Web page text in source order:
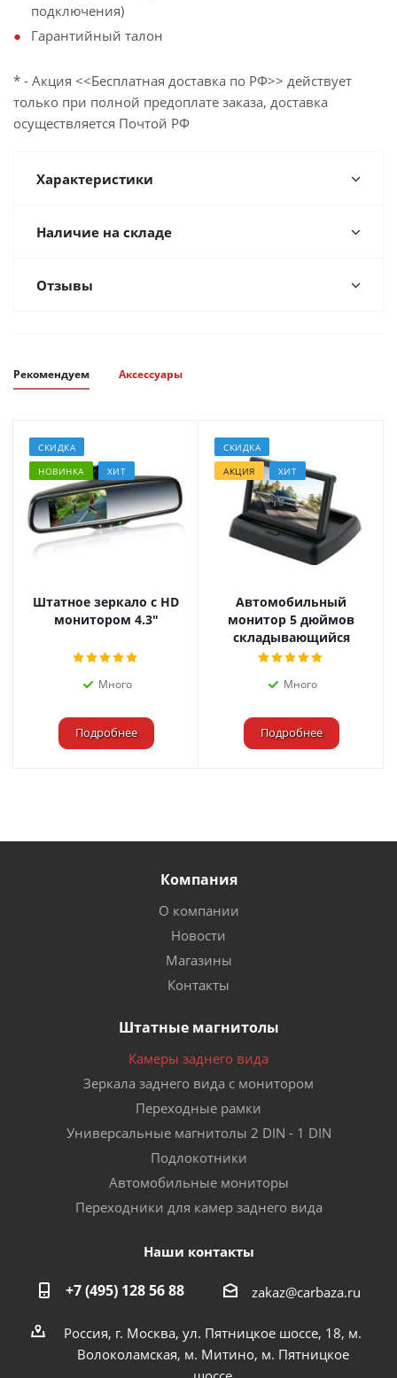
подключения)
Гарантийный талон
* - Акция <<Бесплатная доставка по РФ>> действует
только при полной предоплате заказа, доставка
осуществляется Почтой РФ
Характеристики
Наличие на складе
Отзывы
Рекомендуем Аксессуары
СКИДКА
НОВИНКА
ХИТ
Штатное зеркало с HD
монитором 4.3"
Много
Подробнее
СКИДКА
АКЦИЯ
ХИТ
Автомобильный
монитор 5 дюймов
складывающийся
Много
Подробнее
Компания
О компании
Новости
Магазины
Контакты
Штатные магнитолы
Камеры заднего вида
Зеркала заднего вида с монитором
Переходные рамки
Универсальные магнитолы 2 DIN - 1 DIN
Подлокотники
Автомобильные мониторы
Переходники для камер заднего вида
Наши контакты
+7 (495) 128 56 88 zakaz@carbaza.ru
Россия, г. Москва, ул. Пятницкое шоссе, 18, м.
Волоколамская, м. Митино, м. Пятницкое